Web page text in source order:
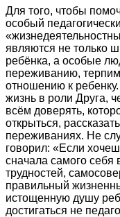
Для того, чтобы
особый
являются не только
ребёнка, а особые
переживанию,
отношению к
жизнь в роли Друга,
всём доверять,
открыться,
переживаниях. Не
говорил: «Если
сначала самого
трудностей,
правильный
истощенную душу
достигаться не